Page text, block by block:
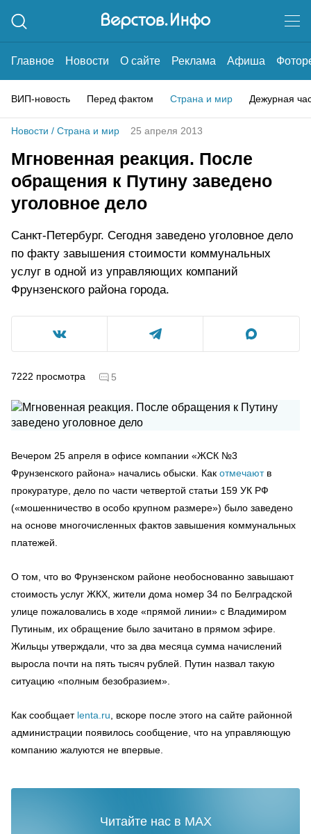
Главное Новости О сайте Реклама Афиша
ВИП-новость Перед фактом Страна и мир Дежурная
Новости / Страна и мир 25 апреля 2013
Мгновенная реакция. После
обращения к Путину заведено
уголовное дело
Санкт-Петербург. Сегодня заведено уголовное дело
по факту завышения стоимости коммунальных
услуг в одной из управляющих компаний
Фрунзенского района города.
7222 просмотра 5
Вечером 25 апреля в офисе компании «ЖСК №3
Фрунзенского района» начались обыски. Как отмечаютв
прокуратуре, дело по части четвертой статьи 159 УК РФ
(«мошенничество в особо крупном размере») было заведено
на основе многочисленных фактов завышения коммунальных
платежей.
О том, что во Фрунзенском районе необоснованно завышают
стоимость услуг ЖКХ, жители дома номер 34 по Белградской
улице пожаловались в ходе «прямой линии» с Владимиром
Путиным, их обращение было зачитано в прямом эфире.
Жильцы утверждали, что за два месяца сумма начислений
выросла почти на пять тысяч рублей. Путин назвал такую
ситуацию «полным безобразием».
Как сообщает lenta.ru , вскоре после этого на сайте районной
администрации появилось сообщение, что на управляющую
компанию жалуются не впервые.
Читайте нас в MAX